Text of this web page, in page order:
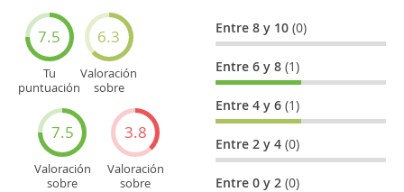
7.5
Tu
puntuación
6.3
Valoración
sobre
7.5
Valoración
sobre
3.8
Valoración
sobre
Entre 8 y 10(0)
Entre 6 y 8(1)
Entre 4 y 6(1)
Entre 2 y 4(0)
Entre 0 y 2(0)